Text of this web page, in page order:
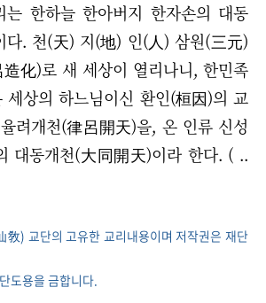
는 한하늘 한아버지 한자손의 대동
다. 천(天) 지(地) 인(人) 삼원(三元)
化)로 새 세상이 열리나니, 한민족
세상의 하느님이신 환인(桓因)의 교
려개천(律呂開天)을, 온 인류 신성
대동개천(大同開天)이라 한다. ( ..
) 교단의 고유한 교리내용이며 저작권은 재단
도용을 금합니다.